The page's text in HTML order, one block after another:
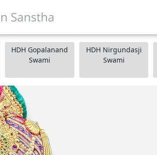
HDH Gopalanand
Swami
HDH Nirgundasji
Swami